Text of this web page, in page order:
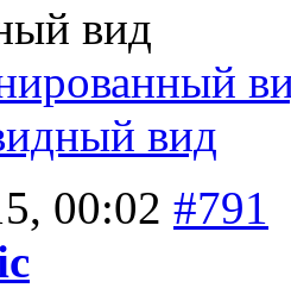
вид
вид
00:02 #791